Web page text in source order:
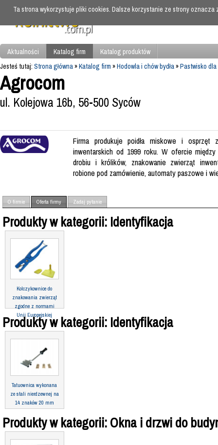
Aktualności Katalog firm
Katalog produktów
Jesteś tutaj: Strona główna»Katalog firm »Hodowla i chów bydła»Pastwisko
Agrocom
ul. Kolejowa 16b, 56-500 Syców
Firma produkuje poidła miskowe i osprzęt
inwentarskich od 1999 roku. W ofercie
drobiu i królików, znakowanie zwierząt
robione pod zamówienie, automaty paszowe i
O firmie Oferta firmy Zadaj pytanie
Produkty w kategorii: Identyfikacja
Kolczykownice do
znakowania zwierząt
zgodne z normami
Unii Europejskiej
Produkty w kategorii: Identyfikacja
Tatuownica wykonana
ze stali nierdzewnej na
14 znaków 20 mm
Produkty w kategorii: Okna i drzwi do
Ta strona wykorzystuje pliki cookies. Dalsze korzystanie ze strony